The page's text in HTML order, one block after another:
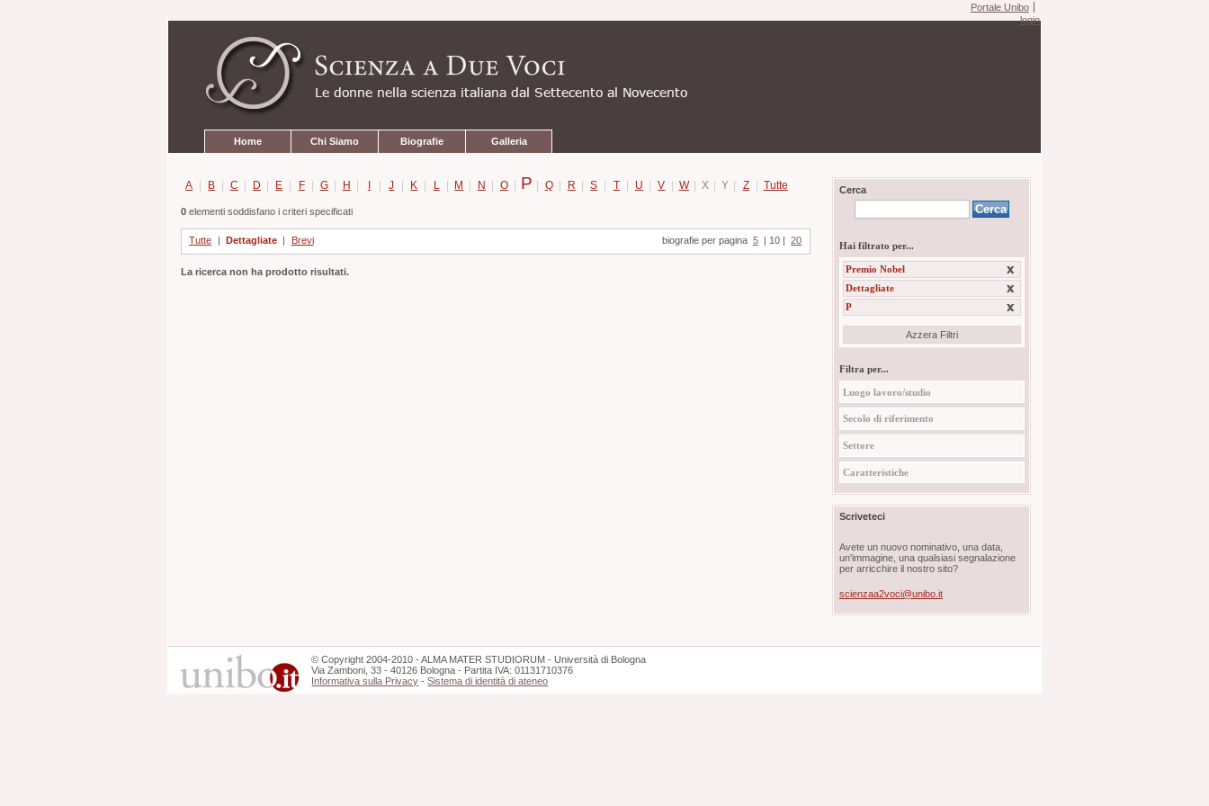
contenuti.
navigazione
Portale Unibo
login
Home Chi Siamo Biografie Galleria
A | B | C | D | E | F | G | H | I | J | K | L | M | N | O | P | Q | R | S | T | U | V | W | X | Y | Z | Tutte
0elementi soddisfano i criteri specificati
Tutte Dettagliate Brevi biografie per pagina 5 10 20
La ricerca non ha prodotto risultati.
Cerca
Hai filtrato per...
Premio Nobel
Dettagliate
P
Azzera Filtri
Filtra per...
Luogo lavoro/studio
Secolo di riferimento
Settore
Caratteristiche
Scriveteci
Avete un nuovo nominativo, una data,
un'immagine, una qualsiasi segnalazione
per arricchire il nostro sito?
scienzaa2voci@unibo.it
©Copyright 2004-2010 - ALMA MATER STUDIORUM - Università di Bologna
Via Zamboni, 33 - 40126 Bologna - Partita IVA: 01131710376
Informativa sulla Privacy -Sistema di identità di ateneo